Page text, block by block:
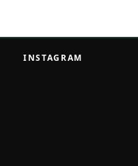
Z
INSTAGRAM